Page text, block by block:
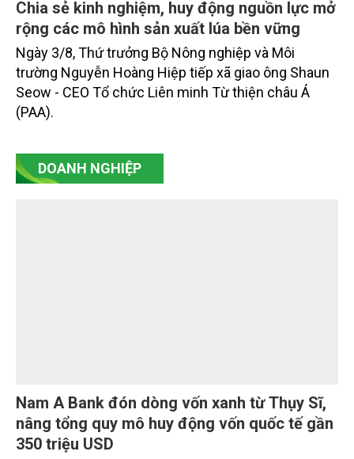
Chia sẻ kinh nghiệm, huy động nguồn lực mở
rộng các mô hình sản xuất lúa bền vững
Ngày 3/8, Thứ trưởng Bộ Nông nghiệp và Môi
trường Nguyễn Hoàng Hiệp tiếp xã giao ông Shaun
Seow - CEO Tổ chức Liên minh Từ thiện châu Á
(PAA).
DOANH NGHIỆP
Nam A Bank đón dòng vốn xanh từ Thụy Sĩ,
nâng tổng quy mô huy động vốn quốc tế gần
350 triệu USD